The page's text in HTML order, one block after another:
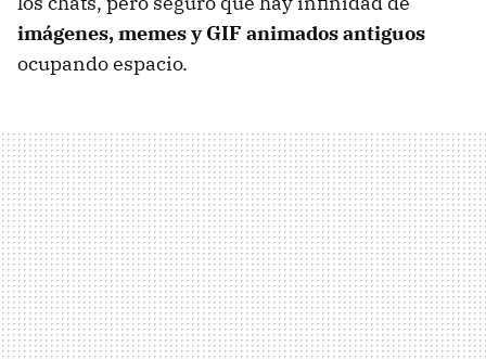
imágenes, memes y GIF animados antiguos
ocupando espacio.